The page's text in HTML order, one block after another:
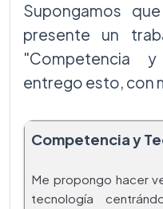
Supongamos
presente un
"Competencia
entrego esto, con
Competencia y
Me propongo hacer
tecnología